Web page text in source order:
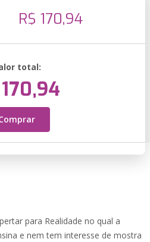
R$ 170,94
total:
para Realidade no qual a
e nem tem interesse de mostra